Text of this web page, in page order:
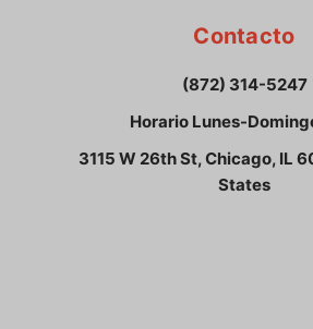
Contacto
(872) 314-5247
Horario Lunes-
3115 W 26th St, Chicago, IL
States